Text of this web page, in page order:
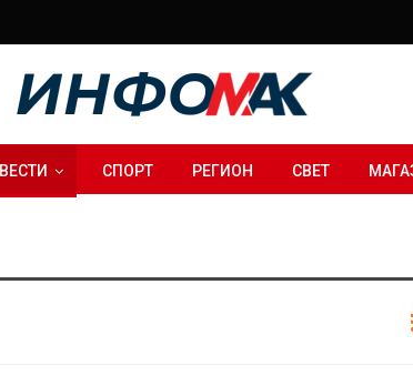
ВЕСТИ СПОРТ РЕГИОН СВЕТ